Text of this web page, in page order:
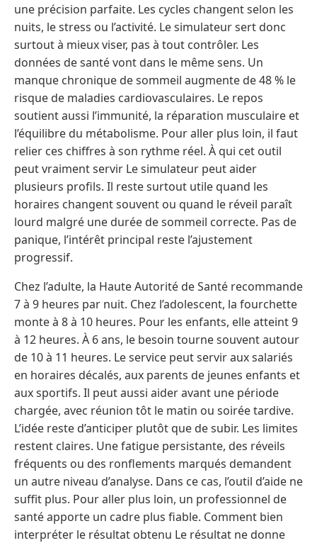
une précision parfaite. Les cycles changent selon les
nuits, le stress ou l’activité. Le simulateur sert donc
surtout à mieux viser, pas à tout contrôler. Les
données de santé vont dans le même sens. Un
manque chronique de sommeil augmente de 48 % le
risque de maladies cardiovasculaires. Le repos
soutient aussi l’immunité, la réparation musculaire et
l’équilibre du métabolisme. Pour aller plus loin, il faut
relier ces chiffres à son rythme réel. À qui cet outil
peut vraiment servir Le simulateur peut aider
plusieurs profils. Il reste surtout utile quand les
horaires changent souvent ou quand le réveil paraît
lourd malgré une durée de sommeil correcte. Pas de
panique, l’intérêt principal reste l’ajustement
progressif.
Chez l’adulte, la Haute Autorité de Santé recommande
7 à 9 heures par nuit. Chez l’adolescent, la fourchette
monte à 8 à 10 heures. Pour les enfants, elle atteint 9
à 12 heures. À 6 ans, le besoin tourne souvent autour
de 10 à 11 heures. Le service peut servir aux salariés
en horaires décalés, aux parents de jeunes enfants et
aux sportifs. Il peut aussi aider avant une période
chargée, avec réunion tôt le matin ou soirée tardive.
L’idée reste d’anticiper plutôt que de subir. Les limites
restent claires. Une fatigue persistante, des réveils
fréquents ou des ronflements marqués demandent
un autre niveau d’analyse. Dans ce cas, l’outil d’aide ne
suffit plus. Pour aller plus loin, un professionnel de
santé apporte un cadre plus fiable. Comment bien
interpréter le résultat obtenu Le résultat ne donne